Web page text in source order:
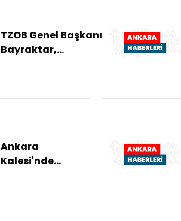
TZOB Genel Başkanı
Bayraktar,
Ankara
Kalesi'nde